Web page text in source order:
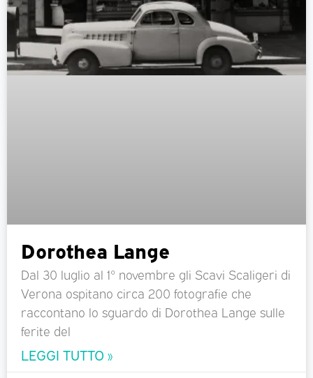
Dorothea Lange
Dal 30 luglio al 1° novembre gli Scavi Scaligeri di
Verona ospitano circa 200 fotografie che
raccontano lo sguardo di Dorothea Lange sulle
ferite del
LEGGI TUTTO »